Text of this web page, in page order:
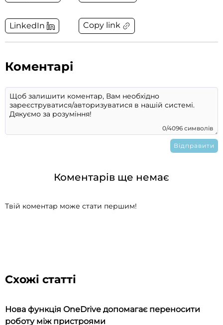
LinkedIn Copy link
Коментарі
0/4096 символів
Коментарів ще немає
Твій коментар може стати першим!
Схожі статті
Нова функція OneDrive допомагає переносити
роботу між пристроями